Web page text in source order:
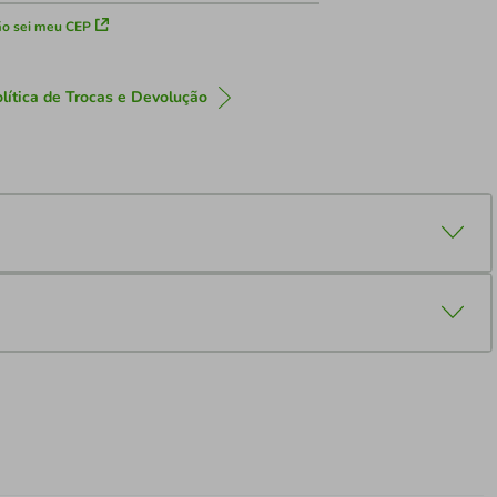
sei meu CEP
de Trocas e Devolução